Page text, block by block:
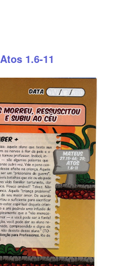
Atos 1.6-11